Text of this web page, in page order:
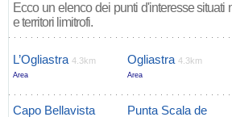
Ecco un elenco dei punti d'interesse
e territori limitrofi.
L’Ogliastra 4.3km
Area
Ogliastra 4.3km
Area
Capo Bellavista
Punta Scala de